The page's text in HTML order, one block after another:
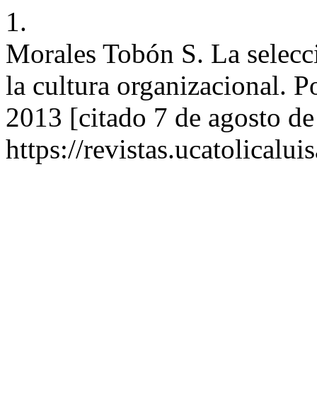
1.
Morales Tobón S. La
la cultura organizacional.
2013 [citado 7 de agosto
https://